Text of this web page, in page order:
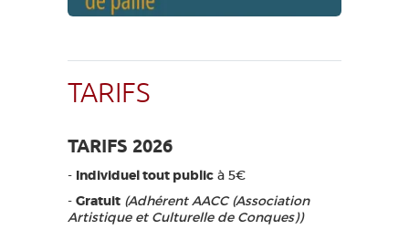
TARIFS
TARIFS 2026
- Individuel tout public à 5€
- Gratuit (Adhérent AACC (Association
Artistique et Culturelle de Conques))